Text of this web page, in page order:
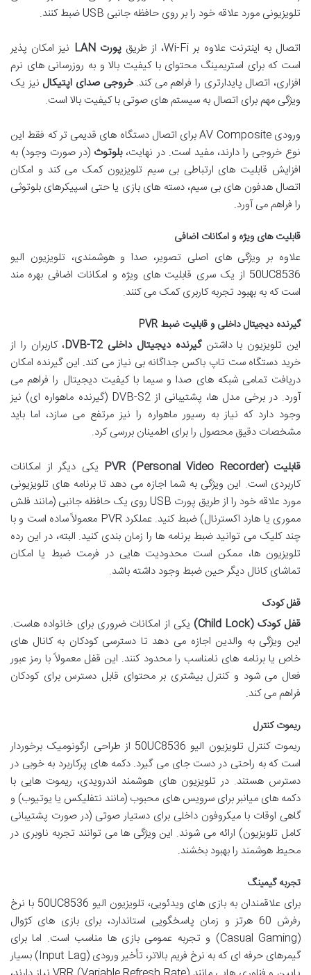
تلویزیونی مورد علاقه خود را بر روی حافظه جانبی USB ضبط کنند.
اتصال به اینترنت علاوه بر Wi-Fi، از طریق
پورت LAN
نیز امکان پذیر
است که برای استریمینگ محتوای با کیفیت بالا و به روزرسانی های نرم
افزاری، اتصال پایدارتری را فراهم می کند.خروجی صدای اپتیکال نیز یک
ویژگی مهم برای اتصال به سیستم های صوتی با کیفیت بالا است.
ورودی AV Composite برای اتصال دستگاه های قدیمی تر که فقط این
نوع خروجی را دارند، مفید است. در نهایت،بلوتوث (در صورت وجود) به
افزایش قابلیت های ارتباطی بی سیم تلویزیون کمک می کند و امکان
اتصال هدفون های بی سیم، دسته های بازی یا حتی اسپیکرهای بلوتوثی
را فراهم می آورد.
قابلیت های ویژه و امکانات اضافی
علاوه بر ویژگی های اصلی تصویر، صدا و هوشمندی، تلویزیون الیو
50UC8536 از یک سری قابلیت های ویژه و امکانات اضافی بهره مند
است که به بهبود تجربه کاربری کمک می کنند.
گیرنده دیجیتال داخلی و قابلیت ضبط PVR
این تلویزیون با داشتنگیرنده دیجیتال داخلی DVB-T2
، کاربران را از
خرید دستگاه ست تاپ باکس جداگانه بی نیاز می کند. این گیرنده امکان
دریافت تمامی شبکه های صدا و سیما با کیفیت دیجیتال را فراهم می
آورد. در برخی مدل ها، پشتیبانی از DVB-S2 (گیرنده ماهواره ای) نیز
وجود دارد که نیاز به رسیور ماهواره را نیز مرتفع می سازد، اما باید
مشخصات دقیق محصول را برای اطمینان بررسی کرد.
قابلیت PVR (Personal Video Recorder)
یکی دیگر از امکانات
کاربردی است. این ویژگی به شما اجازه می دهد تا برنامه های تلویزیونی
مورد علاقه خود را از طریق پورت USB روی یک حافظه جانبی (مانند فلش
مموری یا هارد اکسترنال) ضبط کنید. عملکرد PVR معمولاً ساده است و با
چند کلیک می توانید ضبط برنامه ها را زمان بندی کنید. البته، در این رده
تلویزیون ها، ممکن است محدودیت هایی در فرمت ضبط یا امکان
تماشای کانال دیگر حین ضبط وجود داشته باشد.
قفل کودک
قفل کودک (Child Lock)
یکی از امکانات ضروری برای خانواده هاست.
این ویژگی به والدین اجازه می دهد تا دسترسی کودکان به کانال های
خاص یا برنامه های نامناسب را محدود کنند. این قفل معمولاً با رمز عبور
فعال می شود و کنترل بیشتری بر محتوای قابل دسترس برای کودکان
فراهم می کند.
ریموت کنترل
ریموت کنترل تلویزیون الیو 50UC8536 از طراحی ارگونومیک برخوردار
است که به راحتی در دست جای می گیرد. دکمه های پرکاربرد به خوبی در
دسترس هستند. در تلویزیون های هوشمند اندرویدی، ریموت هایی با
دکمه های میانبر برای سرویس های محبوب (مانند نتفلیکس یا یوتیوب) و
گاهی اوقات با میکروفون داخلی برای دستیار صوتی (در صورت پشتیبانی
کامل تلویزیون) ارائه می شوند. این ویژگی ها می توانند تجربه ناوبری در
محیط هوشمند را بهبود بخشند.
تجربه گیمینگ
برای علاقمندان به بازی های ویدئویی، تلویزیون الیو 50UC8536 با نرخ
رفرش 60 هرتز و زمان پاسخگویی استاندارد، برای بازی های کژوال
(Casual Gaming) و تجربه عمومی بازی ها مناسب است. اما برای
گیمرهای حرفه ای که به نرخ فریم بالاتر، تأخیر ورودی (Input Lag) بسیار